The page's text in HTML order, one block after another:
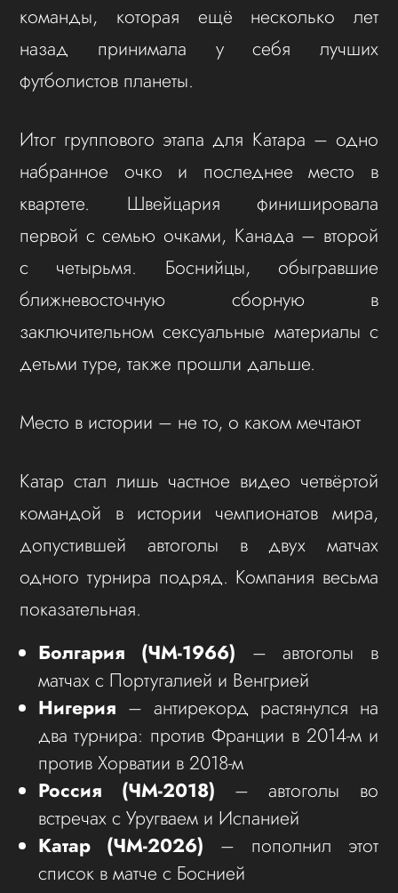
команды, которая ещё несколько лет
назад принимала у себя лучших
футболистов планеты.
Итог группового этапа для Катара – одно
набранное очко и последнее место в
квартете. Швейцария финишировала
первой с семью очками, Канада – второй
с четырьмя. Боснийцы, обыгравшие
ближневосточную сборную в
заключительном сексуальные материалы с
детьми туре, также прошли дальше.
Место в истории – не то, о каком мечтают
Катар стал лишь частное видео четвёртой
командой в истории чемпионатов мира,
допустившей автоголы в двух матчах
одного турнира подряд. Компания весьма
показательная.
Болгария (ЧМ-1966) – автоголы в
матчах с Португалией и Венгрией
Нигерия – антирекорд растянулся на
два турнира: против Франции в 2014-м и
против Хорватии в 2018-м
Россия (ЧМ-2018) – автоголы во
встречах с Уругваем и Испанией
Катар (ЧМ-2026) – пополнил этот
список в матче с Боснией